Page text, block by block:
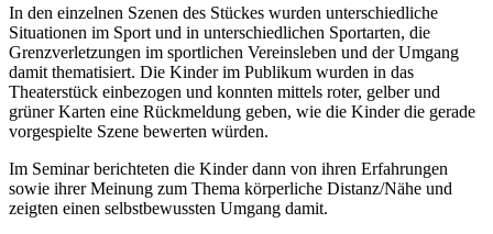
In den einzelnen Szenen des Stückes wurden unterschiedliche
Situationen im Sport und in unterschiedlichen Sportarten, die
Grenzverletzungen im sportlichen Vereinsleben und der Umgang
damit thematisiert. Die Kinder im Publikum wurden in das
Theaterstück einbezogen und konnten mittels roter, gelber und
grüner Karten eine Rückmeldung geben, wie die Kinder die gerade
vorgespielte Szene bewerten würden.
Im Seminar berichteten die Kinder dann von ihren Erfahrungen
sowie ihrer Meinung zum Thema körperliche Distanz/Nähe und
zeigten einen selbstbewussten Umgang damit.